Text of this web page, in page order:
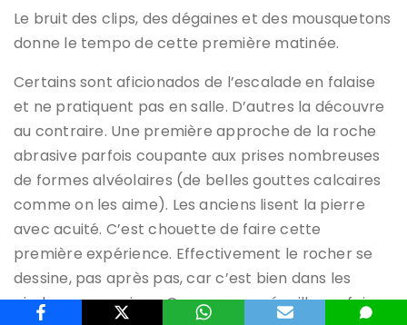
Le bruit des clips, des dégaines et des mousquetons
donne le tempo de cette première matinée.
Certains sont aficionados de l’escalade en falaise
et ne pratiquent pas en salle. D’autres la découvre
au contraire. Une première approche de la roche
abrasive parfois coupante aux prises nombreuses
de formes alvéolaires (de belles gouttes calcaires
comme on les aime). Les anciens lisent la pierre
avec acuité. C’est chouette de faire cette
première expérience. Effectivement le rocher se
dessine, pas après pas, car c’est bien dans les
pieds que ça se joue. On passe une écaille parfois